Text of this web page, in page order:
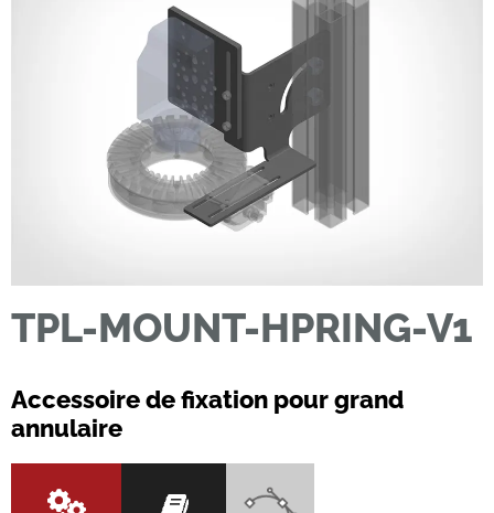
TPL-MOUNT-HPRING-V1
Accessoire de fixation pour grand
annulaire